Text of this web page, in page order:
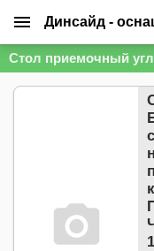
Динсайд -
Стол приемочный